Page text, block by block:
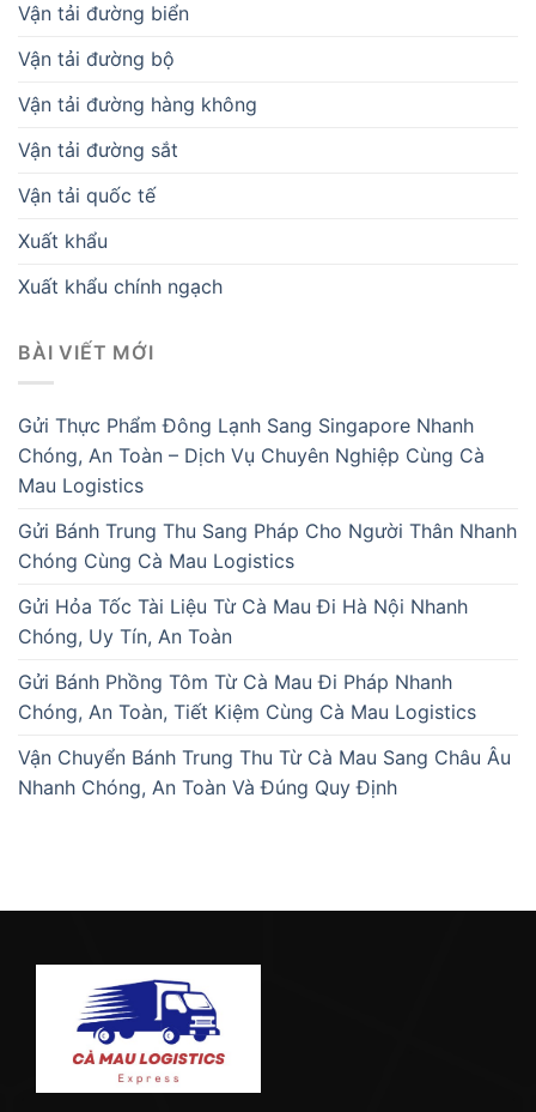
Vận tải đường biển
Vận tải đường bộ
Vận tải đường hàng không
Vận tải đường sắt
Vận tải quốc tế
Xuất khẩu
Xuất khẩu chính ngạch
BÀI VIẾT MỚI
Gửi Thực Phẩm Đông Lạnh Sang Singapore Nhanh
Chóng, An Toàn – Dịch Vụ Chuyên Nghiệp Cùng Cà
Mau Logistics
Gửi Bánh Trung Thu Sang Pháp Cho Người Thân Nhanh
Chóng Cùng Cà Mau Logistics
Gửi Hỏa Tốc Tài Liệu Từ Cà Mau Đi Hà Nội Nhanh
Chóng, Uy Tín, An Toàn
Gửi Bánh Phồng Tôm Từ Cà Mau Đi Pháp Nhanh
Chóng, An Toàn, Tiết Kiệm Cùng Cà Mau Logistics
Vận Chuyển Bánh Trung Thu Từ Cà Mau Sang Châu Âu
Nhanh Chóng, An Toàn Và Đúng Quy Định